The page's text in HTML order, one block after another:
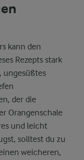
kann den
Rezepts stark
ungesüßtes
der die
Orangenschale
und leicht
solltest du zu
weicheren,